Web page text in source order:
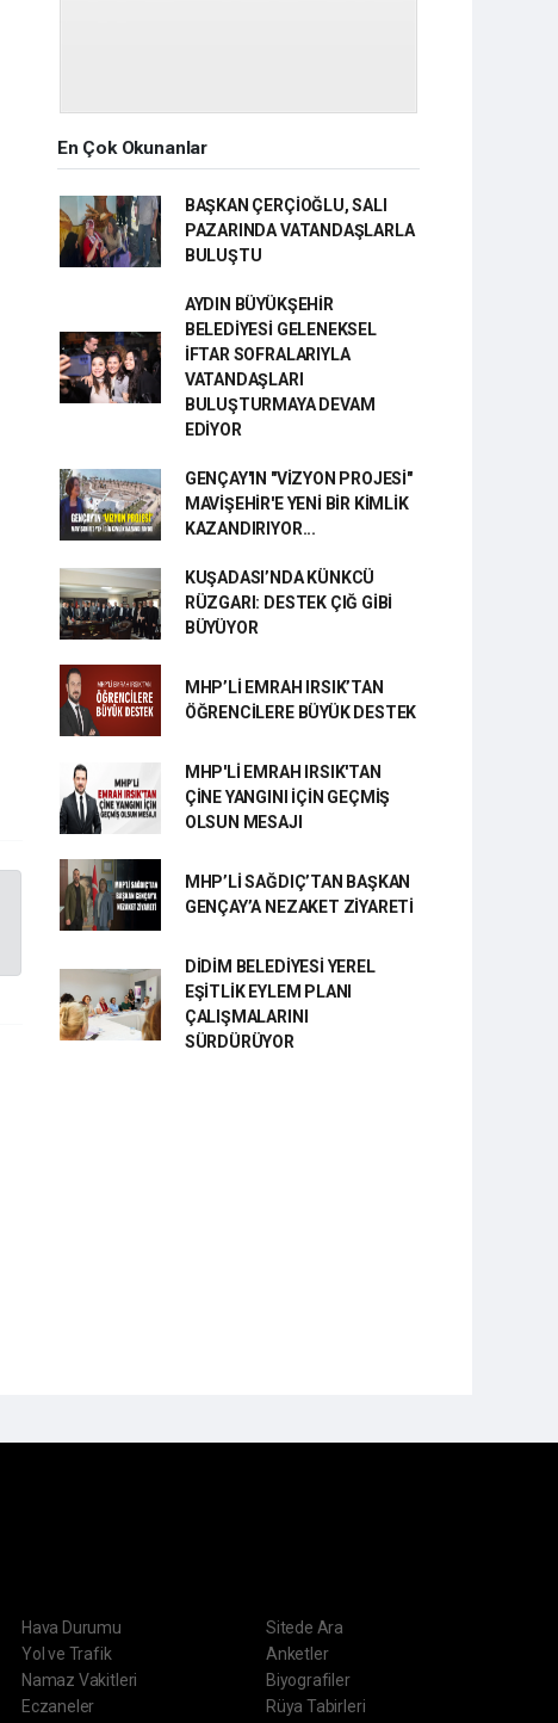
En Çok Okunanlar
BAŞKAN ÇERÇİOĞLU, SALI
PAZARINDA VATANDAŞLARLA
BULUŞTU
AYDIN BÜYÜKŞEHİR
BELEDİYESİ GELENEKSEL
İFTAR SOFRALARIYLA
VATANDAŞLARI
BULUŞTURMAYA DEVAM
EDİYOR
GENÇAY'IN "VİZYON PROJESİ"
MAVİŞEHİR'E YENİ BİR KİMLİK
KAZANDIRIYOR...
KUŞADASI’NDA KÜNKCÜ
RÜZGARI: DESTEK ÇIĞ GİBİ
BÜYÜYOR
MHP’Lİ EMRAH IRSIK’TAN
ÖĞRENCİLERE BÜYÜK DESTEK
MHP'Lİ EMRAH IRSIK'TAN
ÇİNE YANGINI İÇİN GEÇMİŞ
OLSUN MESAJI
MHP’Lİ SAĞDIÇ’TAN BAŞKAN
GENÇAY’A NEZAKET ZİYARETİ
DİDİM BELEDİYESİ YEREL
EŞİTLİK EYLEM PLANI
ÇALIŞMALARINI
SÜRDÜRÜYOR
Hava Durumu
Yol ve Trafik
Namaz Vakitleri
Eczaneler
Sitede Ara
Anketler
Biyografiler
Rüya Tabirleri